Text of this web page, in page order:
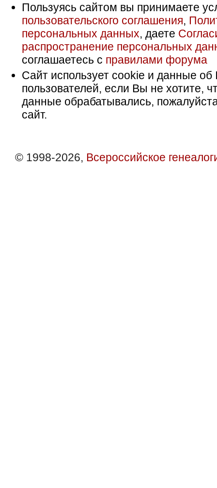
Пользуясь сайтом вы принимаете
пользовательского соглашения,
персональных данных, даете
распространение персональных
соглашаетесь с правилами форума
Сайт использует cookie и данные об
пользователей, если Вы не хотите,
данные обрабатывались,
сайт.
© 1998-2026, Всероссийское